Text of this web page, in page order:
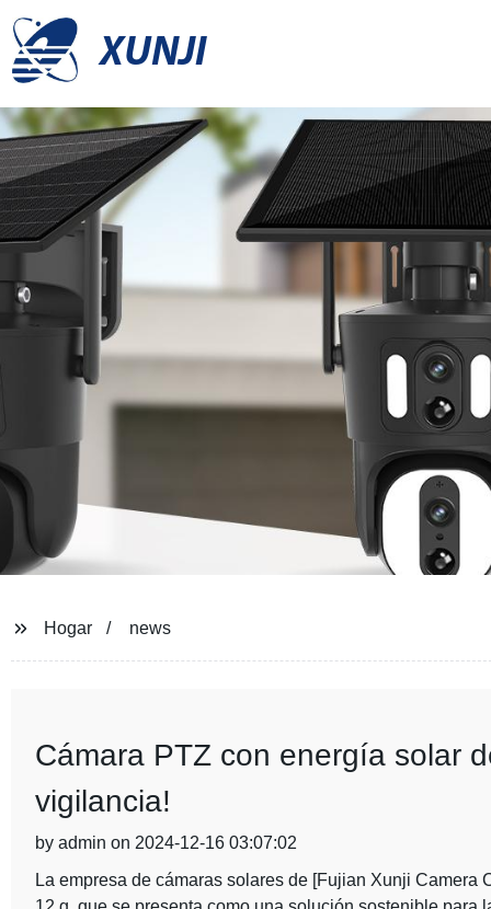
XUNJI
Hogar news
Cámara PTZ con energía solar
vigilancia!
by admin on 2024-12-16 03:07:02
La empresa de cámaras solares de [Fujian Xunji